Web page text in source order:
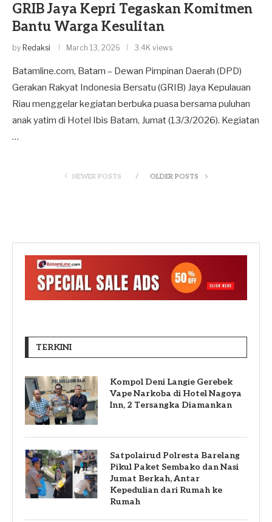
GRIB Jaya Kepri Tegaskan Komitmen
Bantu Warga Kesulitan
by Redaksi March 13, 2026 3.4K views
Batamline.com, Batam – Dewan Pimpinan Daerah (DPD)
Gerakan Rakyat Indonesia Bersatu (GRIB) Jaya Kepulauan
Riau menggelar kegiatan berbuka puasa bersama puluhan
anak yatim di Hotel Ibis Batam, Jumat (13/3/2026). Kegiatan
…
NEWER POSTS OLDER POSTS
TERKINI
Kompol Deni Langie Gerebek
Vape Narkoba di Hotel Nagoya
Inn, 2 Tersangka Diamankan
Satpolairud Polresta Barelang
Pikul Paket Sembako dan Nasi
Jumat Berkah, Antar
Kepedulian dari Rumah ke
Rumah